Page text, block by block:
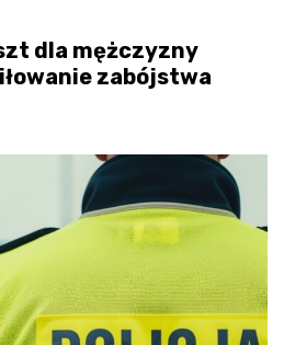
dla mężczyzny
zabójstwa